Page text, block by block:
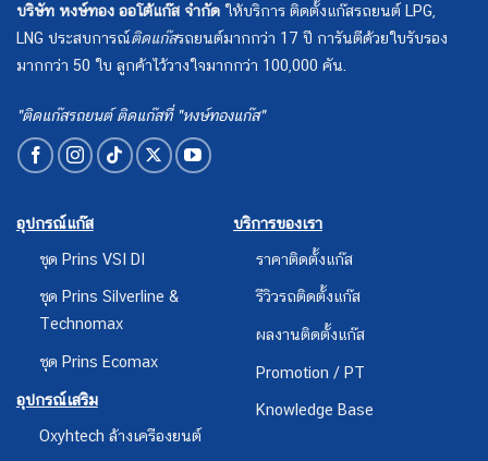
บริษัท หงษ์ทอง ออโต้แก๊ส จำกัด ให้บริการ ติดตั้งแก๊สรถยนต์ LPG,
LNG ประสบการณ์ติดแก๊สรถยนต์มากกว่า 17 ปี การันตีด้วยใบรับรอง
มากกว่า 50 ใบ ลูกค้าไว้วางใจมากกว่า 100,000 คัน.
"ติดแก๊สรถยนต์ ติดแก๊สที่ "หงษ์ทองแก๊ส"
อุปกรณ์แก๊ส
ชุด Prins VSI DI
ชุด Prins Silverline &
Technomax
ชุด Prins Ecomax
อุปกรณ์เสริม
Oxyhtech ล้างเครืองยนต์
บริการของเรา
ราคาติดตั้งแก๊ส
รีวิวรถติดตั้งแก๊ส
ผลงานติดตั้งแก๊ส
Promotion / PT
Knowledge Base